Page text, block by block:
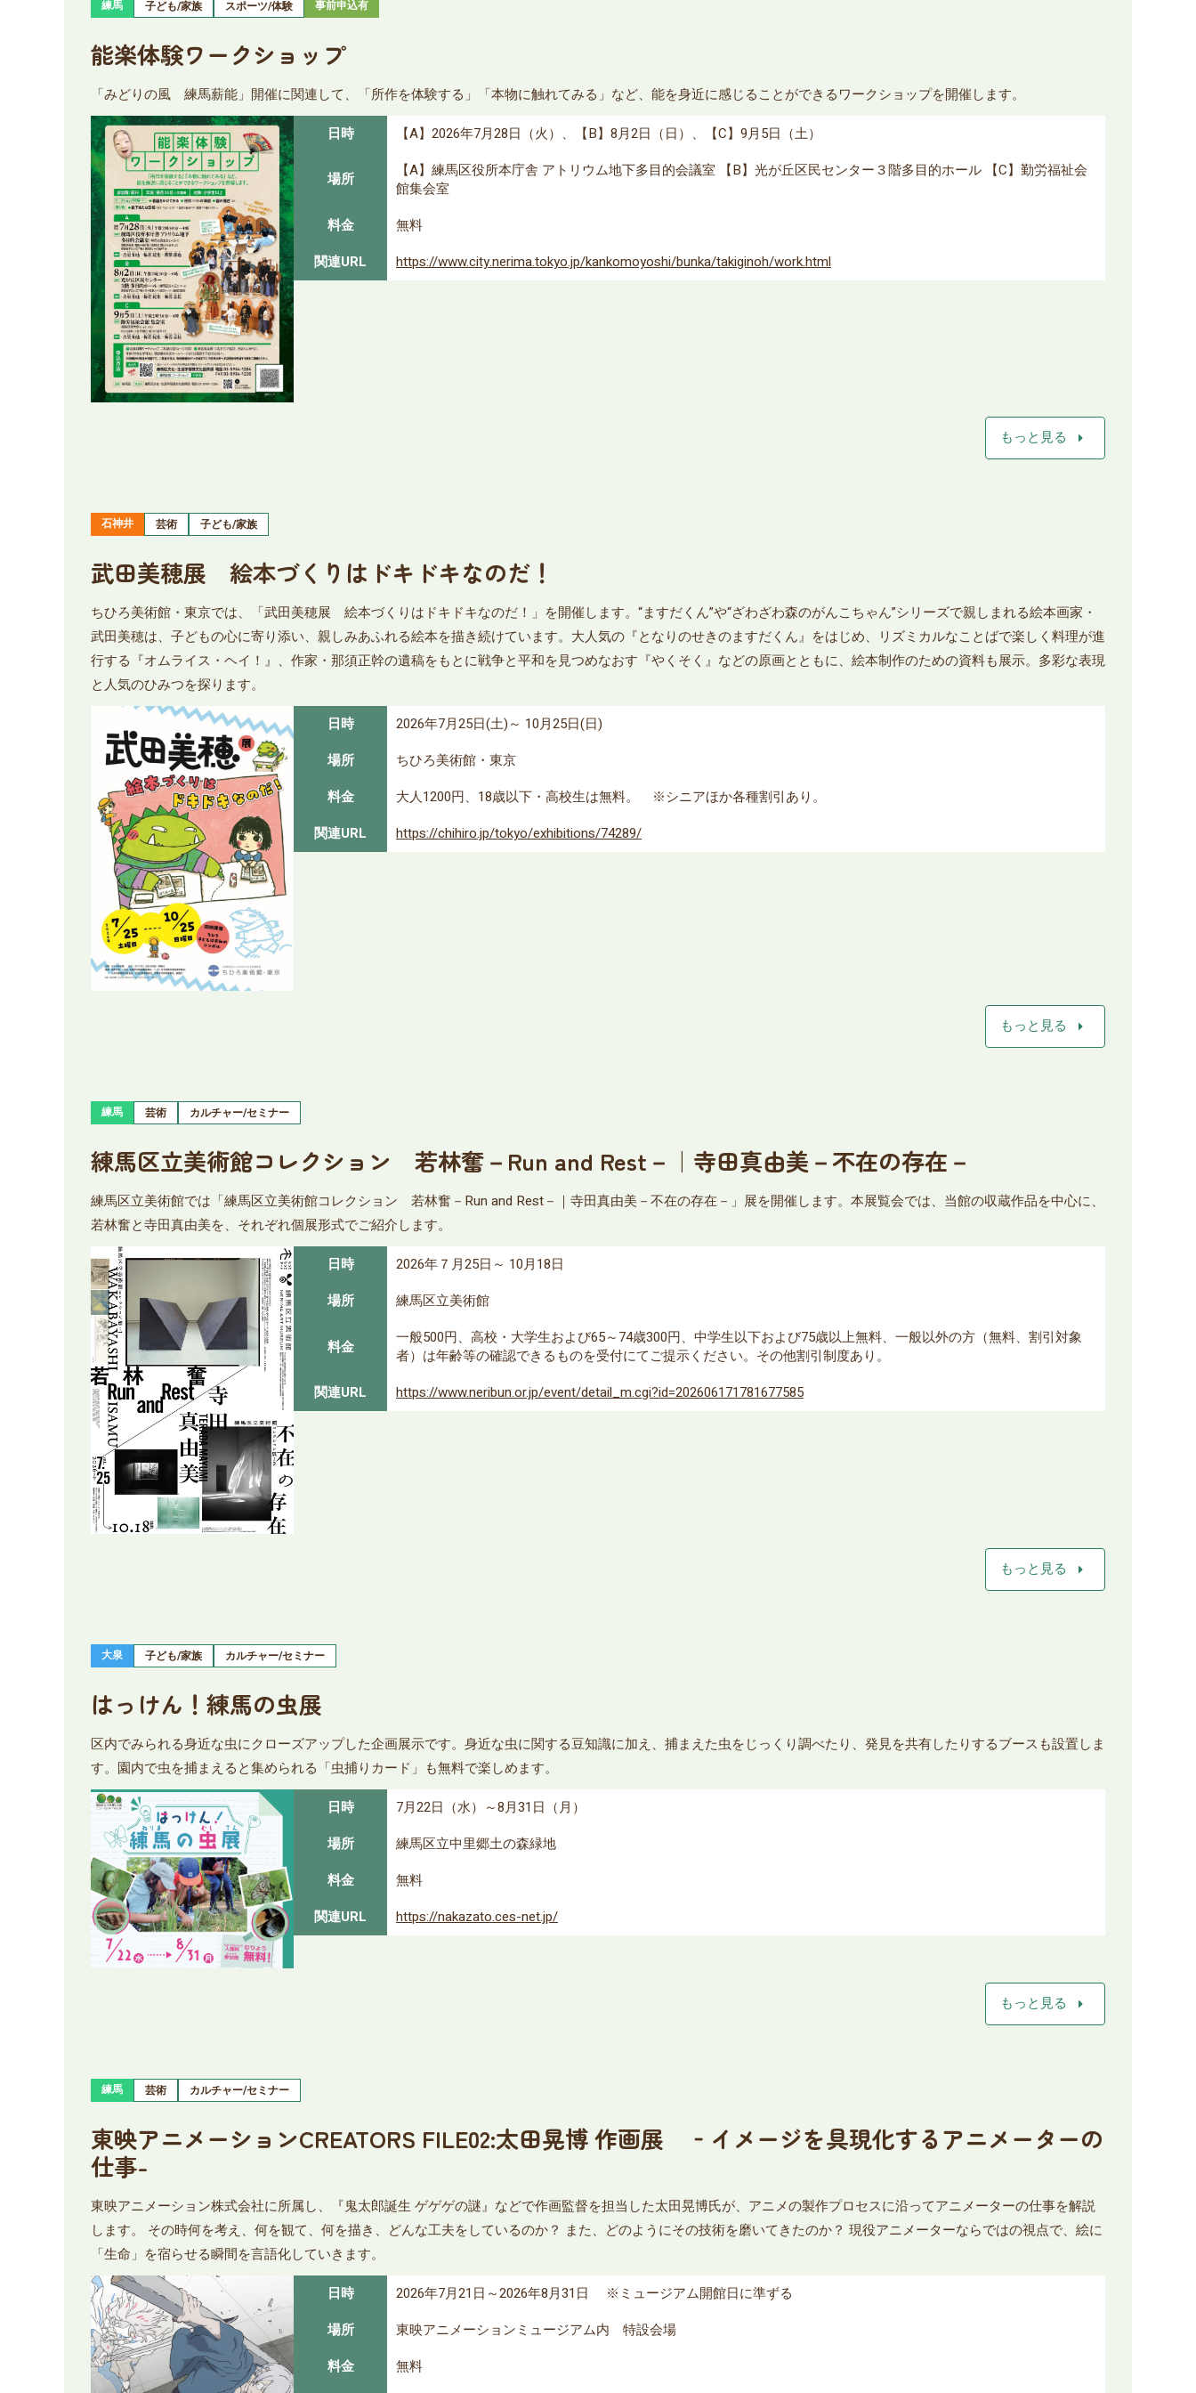
練馬 子ども/家族 スポーツ/体験 事前申込有
能楽体験ワークショップ
「みどりの風 練馬薪能」開催に関連して、「所作を体験する」「本物に触れてみる」など、能を身近に感じることができるワークショップを開催します。
日時
【A】2026年7月28日（火）、【B】8月2日（日）、【C】9月5日（土）
場所
【A】練馬区役所本庁舎 アトリウム地下多目的会議室 【B】光が丘区民センター３階多目的ホール 【C】勤労福祉会
館集会室
料金
無料
関連URL
https://www.city.nerima.tokyo.jp/kankomoyoshi/bunka/takiginoh/work.html
もっと見る arrow_right
石神井 芸術 子ども/家族
武田美穂展 絵本づくりはドキドキなのだ！
ちひろ美術館・東京では、「武田美穂展 絵本づくりはドキドキなのだ！」を開催します。“ますだくん”や“ざわざわ森のがんこちゃん”シリーズで親しまれる絵本画家・
武田美穂は、子どもの心に寄り添い、親しみあふれる絵本を描き続けています。大人気の『となりのせきのますだくん』をはじめ、リズミカルなことばで楽しく料理が進
行する『オムライス・ヘイ！』、作家・那須正幹の遺稿をもとに戦争と平和を見つめなおす『やくそく』などの原画とともに、絵本制作のための資料も展示。多彩な表現
と人気のひみつを探ります。
日時
2026年7月25日(土)～ 10月25日(日)
場所
ちひろ美術館・東京
料金
大人1200円、18歳以下・高校生は無料。 ※シニアほか各種割引あり。
関連URL
https://chihiro.jp/tokyo/exhibitions/74289/
もっと見る arrow_right
練馬 芸術 カルチャー/セミナー
練馬区立美術館コレクション 若林奮－Run and Rest－｜寺田真由美－不在の存在－
練馬区立美術館では「練馬区立美術館コレクション 若林奮－Run and Rest－｜寺田真由美－不在の存在－」展を開催します。本展覧会では、当館の収蔵作品を中心に、
若林奮と寺田真由美を、それぞれ個展形式でご紹介します。
日時
2026年７月25日～ 10月18日
場所
練馬区立美術館
料金
一般500円、高校・大学生および65～74歳300円、中学生以下および75歳以上無料、一般以外の方（無料、割引対象
者）は年齢等の確認できるものを受付にてご提示ください。その他割引制度あり。
関連URL
https://www.neribun.or.jp/event/detail_m.cgi?id=202606171781677585
もっと見る arrow_right
大泉 子ども/家族 カルチャー/セミナー
はっけん！練馬の虫展
区内でみられる身近な虫にクローズアップした企画展示です。身近な虫に関する豆知識に加え、捕まえた虫をじっくり調べたり、発見を共有したりするブースも設置しま
す。園内で虫を捕まえると集められる「虫捕りカード」も無料で楽しめます。
日時
7月22日（水）～8月31日（月）
場所
練馬区立中里郷土の森緑地
料金
無料
関連URL
https://nakazato.ces-net.jp/
もっと見る arrow_right
練馬 芸術 カルチャー/セミナー
東映アニメーションCREATORS FILE02:太田晃博 作画展 ‐イメージを具現化するアニメーターの
仕事-
東映アニメーション株式会社に所属し、『鬼太郎誕生 ゲゲゲの謎』などで作画監督を担当した太田晃博氏が、アニメの製作プロセスに沿ってアニメーターの仕事を解説
します。 その時何を考え、何を観て、何を描き、どんな工夫をしているのか？ また、どのようにその技術を磨いてきたのか？ 現役アニメーターならではの視点で、絵に
「生命」を宿らせる瞬間を言語化していきます。
日時
2026年7月21日～2026年8月31日 ※ミュージアム開館日に準ずる
場所
東映アニメーションミュージアム内 特設会場
料金
無料